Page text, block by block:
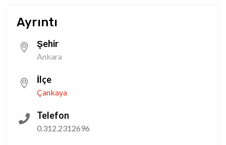
Ayrıntı
Şehir
Ankara
İlçe
Çankaya
Telefon
0.312.2312696